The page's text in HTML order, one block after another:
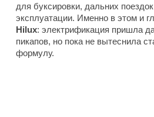
для буксировки, дальних
эксплуатации. Именно в этом и
Hilux: электрификация пришла
пикапов, но пока не вытеснила
формулу.